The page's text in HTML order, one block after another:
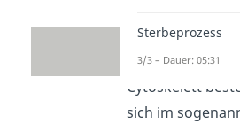
Super! Jetzt
Cytoskelett
sich im
Sterbeprozess
3/3 – Dauer: 05:31